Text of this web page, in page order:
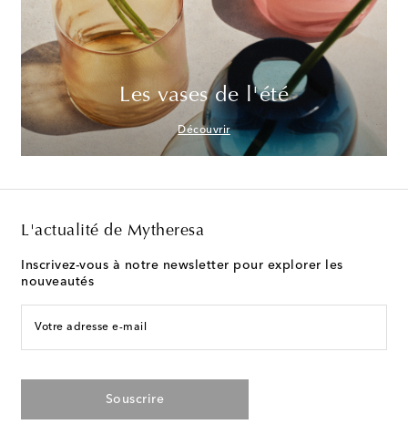
Les vases de l'été
Découvrir
L'actualité de Mytheresa
Inscrivez-vous à notre newsletter pour explorer les
nouveautés
Votre adresse e-mail
Souscrire